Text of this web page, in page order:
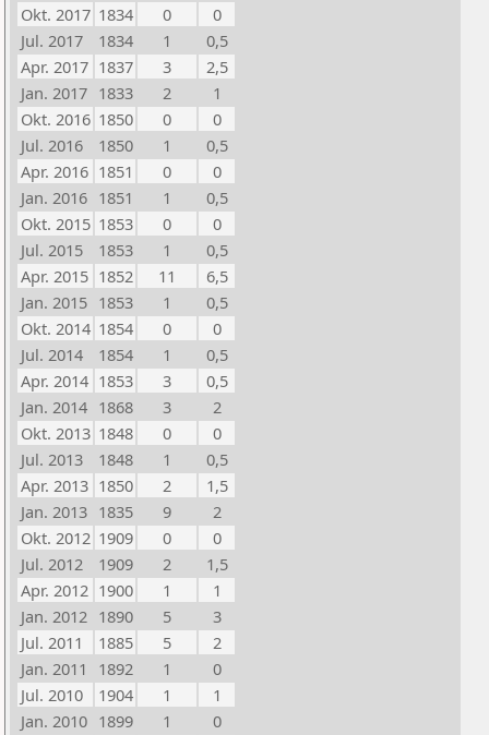
Okt. 2017 1834 0
0
Jul. 2017
1834 1
0,5
Apr. 2017 1837 3
2,5
Jan. 2017 1833 2
1
Okt. 2016 1850 0
0
Jul. 2016
1850 1
0,5
Apr. 2016 1851 0
0
Jan. 2016 1851 1
0,5
Okt. 2015 1853 0
0
Jul. 2015
1853 1
0,5
Apr. 2015 1852 11
6,5
Jan. 2015 1853 1
0,5
Okt. 2014 1854 0
0
Jul. 2014
1854 1
0,5
Apr. 2014 1853 3
0,5
Jan. 2014 1868 3
2
Okt. 2013 1848 0
0
Jul. 2013
1848 1
0,5
Apr. 2013 1850 2
1,5
Jan. 2013 1835 9
2
Okt. 2012 1909 0
0
Jul. 2012
1909 2
1,5
Apr. 2012 1900 1
1
Jan. 2012 1890 5
3
Jul. 2011
1885 5
2
Jan. 2011
1892 1
0
Jul. 2010
1904 1
1
Jan. 2010 1899 1
0